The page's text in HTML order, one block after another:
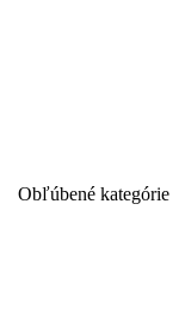
Obľúbené kategórie